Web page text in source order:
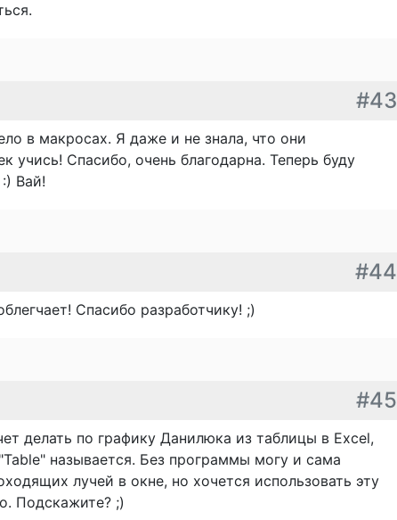
#43
в макросах. Я даже и не знала, что они
учись! Спасибо, очень благодарна. Теперь буду
Вай!
#44
Спасибо разработчику! ;)
#45
делать по графику Данилюка из таблицы в Excel,
называется. Без программы могу и сама
лучей в окне, но хочется использовать эту
Подскажите? ;)